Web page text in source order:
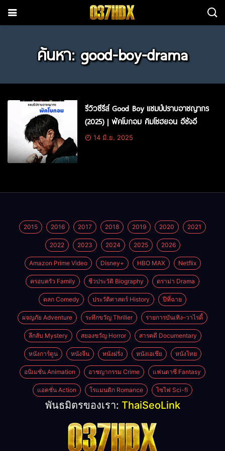
ค้นหา: good-boy-drama
รีวิวซีรีส์ Good Boy แชมป์ปราบอาชญากร
(2025) | พัคโบกอม คิมโซฮยอน อีซังอี
14 มิ.ย. 2025
2015 2016 2017 2018 2019 2020 2021
2022 2023 2024 2025 2026
Amazon Prime Video Disney+ HBO MAX Netflix
ครอบครัว Family ชีวประวัติ Biography ดราม่า Drama
ตลก Comedy ประวัติศาสตร์ History ปีที่ฉาย
ผจญภัย Adventure ระทึกขวัญ Thriller รายการบันเทิง–วาไรตี้
ลึกลับ Mystery สยองขวัญ Horror สารคดี Documentary
หนังการ์ตูน หนังจีน หนังฝรั่ง หนังเอเชีย หนังไทย
อนิเมชั่น Animation อาชญากรรม Crime แฟนตาซี Fantasy
แอคชั่น Action โรแมนติก Romance ไซไฟ Sci-fi
พันธมิตรของเรา: ThaiSeoLink